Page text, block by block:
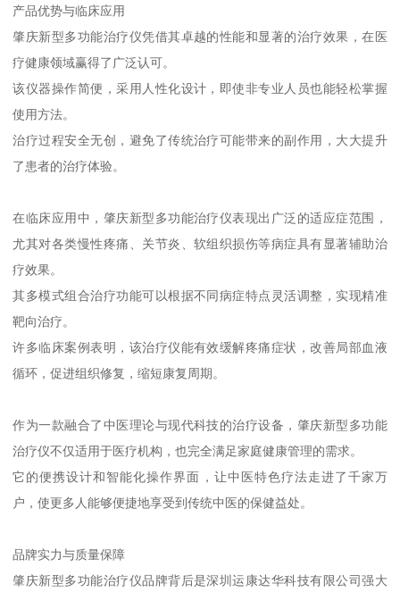
产品优势与临床应用
肇庆新型多功能治疗仪凭借其卓越的性能和显著的治疗效果，在医
疗健康领域赢得了广泛认可。
该仪器操作简便，采用人性化设计，即使非专业人员也能轻松掌握
使用方法。
治疗过程安全无创，避免了传统治疗可能带来的副作用，大大提升
了患者的治疗体验。
在临床应用中，肇庆新型多功能治疗仪表现出广泛的适应症范围，
尤其对各类慢性疼痛、关节炎、软组织损伤等病症具有显著辅助治
疗效果。
其多模式组合治疗功能可以根据不同病症特点灵活调整，实现精准
靶向治疗。
许多临床案例表明，该治疗仪能有效缓解疼痛症状，改善局部血液
循环，促进组织修复，缩短康复周期。
作为一款融合了中医理论与现代科技的治疗设备，肇庆新型多功能
治疗仪不仅适用于医疗机构，也完全满足家庭健康管理的需求。
它的便携设计和智能化操作界面，让中医特色疗法走进了千家万
户，使更多人能够便捷地享受到传统中医的保健益处。
品牌实力与质量保障
肇庆新型多功能治疗仪品牌背后是深圳运康达华科技有限公司强大